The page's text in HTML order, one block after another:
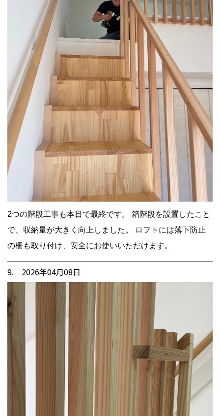
2つの階段工事も本日で最終です。 箱階段を設置したこと
で、収納量が大きく向上しました。 ロフトには落下防止
の柵も取り付け、安全にお使いいただけます。
9. 2026年04月08日